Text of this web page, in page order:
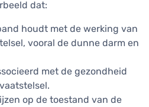
dat:
houdt met de werking van
vooral de dunne darm en
met de gezondheid
op de toestand van de